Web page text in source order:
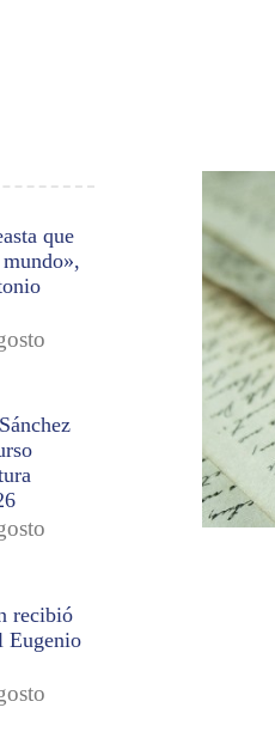
que
recibió
Eugenio